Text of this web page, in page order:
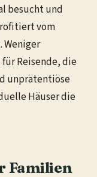
besucht und
vom
Weniger
Reisende, die
unprätentiöse
Häuser die
Familien